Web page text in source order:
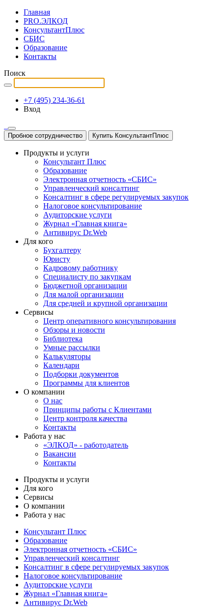
Главная
PRO.ЭЛКОД
КонсультантПлюс
СБИС
Образование
Контакты
Поиск
+7 (495) 234-36-61
Вход
Пробное сотрудничество Купить КонсультантПлюс
Продукты и услуги
Консультант Плюс
Образование
Электронная отчетность «СБИС»
Управленческий консалтинг
Консалтинг в сфере регулируемых закупок
Налоговое консультирование
Аудиторские услуги
Журнал «Главная книга»
Антивирус Dr.Web
Для кого
Бухгалтеру
Юристу
Кадровому работнику
Специалисту по закупкам
Бюджетной организации
Для малой организации
Для средней и крупной организации
Сервисы
Центр оперативного консультирования
Обзоры и новости
Библиотека
Умные рассылки
Калькуляторы
Календари
Подборки документов
Программы для клиентов
О компании
О нас
Принципы работы с Клиентами
Центр контроля качества
Контакты
Работа у нас
«ЭЛКОД» - работодатель
Вакансии
Контакты
Продукты и услуги
Для кого
Сервисы
О компании
Работа у нас
Консультант Плюс
Образование
Электронная отчетность «СБИС»
Управленческий консалтинг
Консалтинг в сфере регулируемых закупок
Налоговое консультирование
Аудиторские услуги
Журнал «Главная книга»
Антивирус Dr.Web